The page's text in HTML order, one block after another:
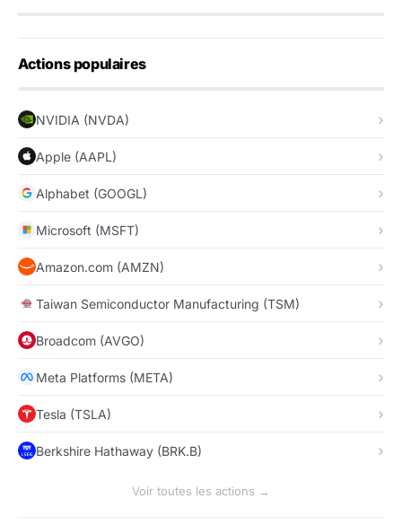
Actions populaires
NVIDIA (NVDA)
Apple (AAPL)
Alphabet (GOOGL)
Microsoft (MSFT)
Amazon.com (AMZN)
Taiwan Semiconductor Manufacturing (TSM)
Broadcom (AVGO)
Meta Platforms (META)
Tesla (TSLA)
Berkshire Hathaway (BRK.B)
Voir toutes les actions →